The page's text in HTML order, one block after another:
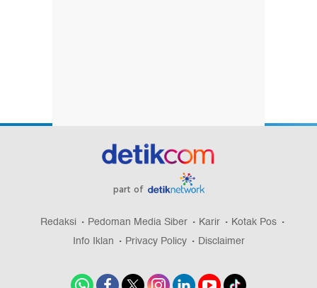
part of
Redaksi Pedoman Media Siber Karir
Kotak Pos
Info Iklan
Privacy Policy Disclaimer